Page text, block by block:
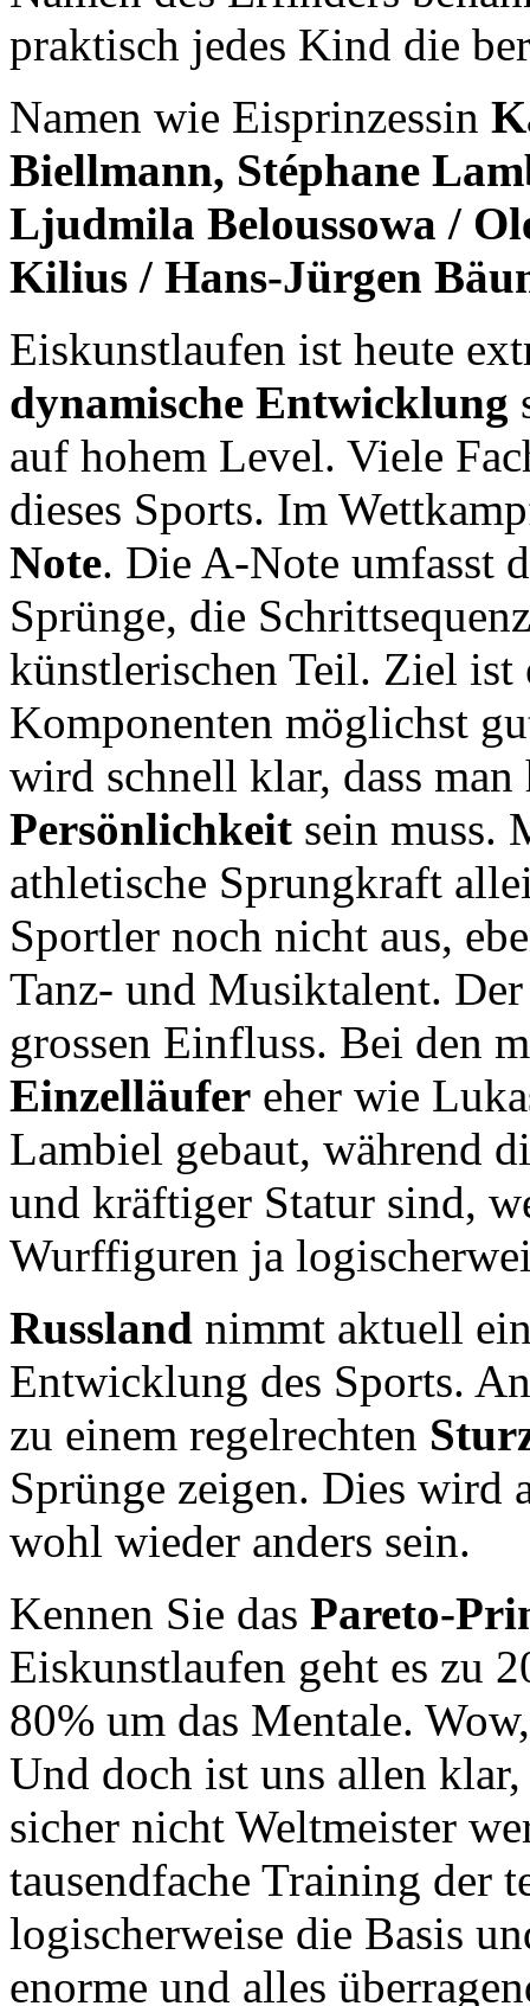
praktisch jedes Kind die
Namen wie Eisprinzessin
Biellmann, Stéphane
Ljudmila Beloussowa /
Kilius / Hans-Jürgen
Eiskunstlaufen ist heute
dynamische Entwicklung
auf hohem Level. Viele
dieses Sports. Im
Note. Die A-Note umfasst
Sprünge, die
künstlerischen Teil. Ziel ist
Komponenten möglichst
wird schnell klar, dass man
Persönlichkeit sein muss.
athletische Sprungkraft
Sportler noch nicht aus,
Tanz- und Musiktalent.
grossen Einfluss. Bei den
Einzelläufer eher wie
Lambiel gebaut, während
und kräftiger Statur sind,
Wurffiguren ja
Russland nimmt aktuell
Entwicklung des Sports.
zu einem regelrechten
Sprünge zeigen. Dies wird
wohl wieder anders sein.
Kennen Sie das Pareto-
Eiskunstlaufen geht es zu
80% um das Mentale.
Und doch ist uns allen
sicher nicht Weltmeister
tausendfache Training der
logischerweise die Basis
enorme und alles